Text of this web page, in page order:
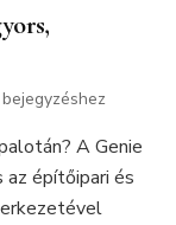
Ollós
bérlés
Várpalotán
bejegyzéshez
A Genie
építőipari és